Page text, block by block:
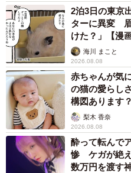
2泊3日の東京
ターに異変
けた？」【漫画
海川 まこと
2026.08.08
赤ちゃんが気
の猫の愛らし
構図あります
梨木 香奈
2026.08.08
酔って転んで
惨 ケガが絶
数万円を渡す